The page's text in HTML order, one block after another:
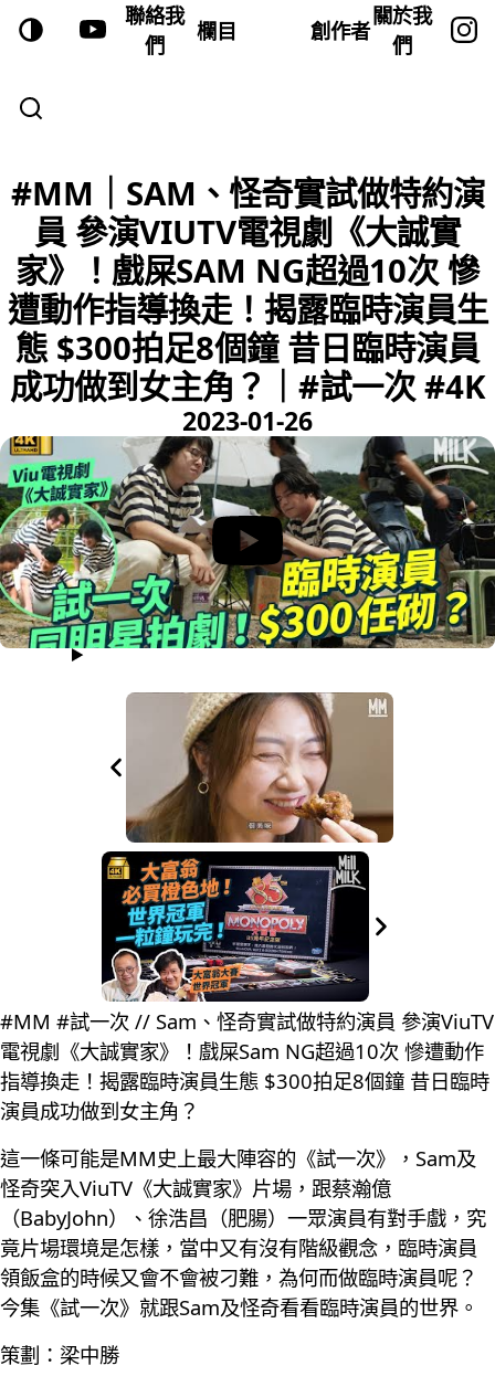
聯絡我
們
欄目 創作者
關於我
們
#MM｜SAM、怪奇實試做特約演
員 參演VIUTV電視劇《大誠實
家》！戲屎SAM NG超過10次 慘
遭動作指導換走！揭露臨時演員生
態 $300拍足8個鐘 昔日臨時演員
成功做到女主角？｜#試一次 #4K
2023-01-26
#MM #試一次 // Sam、怪奇實試做特約演員 參演ViuTV
電視劇《大誠實家》！戲屎Sam NG超過10次 慘遭動作
指導換走！揭露臨時演員生態 $300拍足8個鐘 昔日臨時
演員成功做到女主角？
這一條可能是MM史上最大陣容的《試一次》，Sam及
怪奇突入ViuTV《大誠實家》片場，跟蔡瀚億
（BabyJohn）、徐浩昌（肥腸）一眾演員有對手戲，究
竟片場環境是怎樣，當中又有沒有階級觀念，臨時演員
領飯盒的時候又會不會被刁難，為何而做臨時演員呢？
今集《試一次》就跟Sam及怪奇看看臨時演員的世界。
策劃：梁中勝